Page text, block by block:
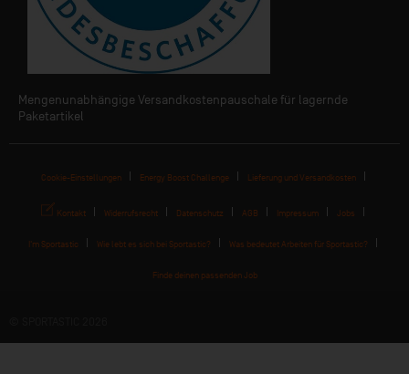
Mengenunabhängige Versandkostenpauschale für lagernde
Paketartikel
Cookie-Einstellungen Energy Boost Challenge Lieferung und Versandkosten
Kontakt Widerrufsrecht Datenschutz AGB Impressum Jobs
I'm Sportastic Wie lebt es sich bei Sportastic? Was bedeutet Arbeiten für Sportastic?
Finde deinen passenden Job